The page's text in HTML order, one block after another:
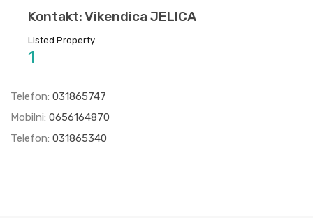
Kontakt: Vikendica JELICA
Listed Property
1
Telefon: 031865747
Mobilni: 0656164870
Telefon: 031865340